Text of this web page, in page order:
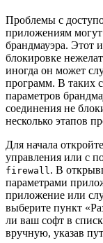
Проблемы с
приложениям
брандмауэра. Этот
блокировке
иногда он может
программ. В таких
параметров
соединения не
несколько этапов
Для начала
управления или с
firewall . В
параметрами
приложение или
выберите пункт
ли ваш софт в
вручную, указав